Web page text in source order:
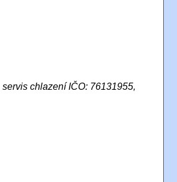
chlazení IČO: 76131955,